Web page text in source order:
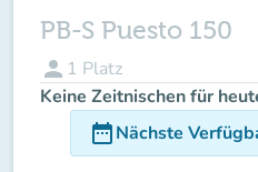
PB-S Puesto 150
person 1 Platz
Keine Zeitnischen für
date_rangeNächste